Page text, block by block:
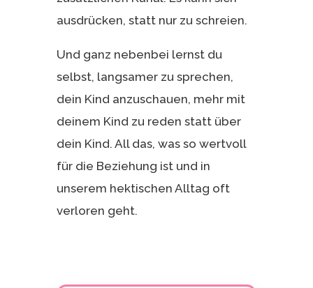
ausdrücken, statt nur zu schreien.
Und ganz nebenbei lernst du
selbst, langsamer zu sprechen,
dein Kind anzuschauen, mehr mit
deinem Kind zu reden statt über
dein Kind. All das, was so wertvoll
für die Beziehung ist und in
unserem hektischen Alltag oft
verloren geht.